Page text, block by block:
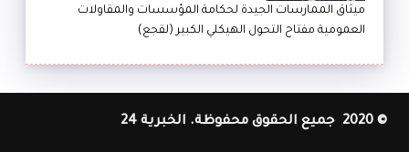
ميثاق الممارسات الجيدة لحكامة المؤسسات والمقاولات
العمومية مفتاح التحول الهيكلي الكبير (لقجع)
© 2020 جميع الحقوق محفوظة. الخبرية 24